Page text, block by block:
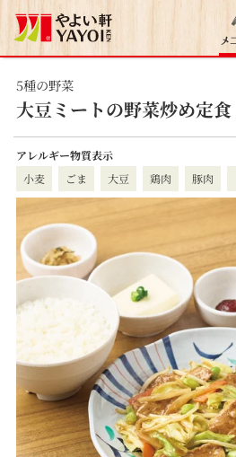
5種の野菜
大豆ミートの野菜炒め定食
アレルギー物質表示
小麦
ごま 大豆 鶏肉 豚肉